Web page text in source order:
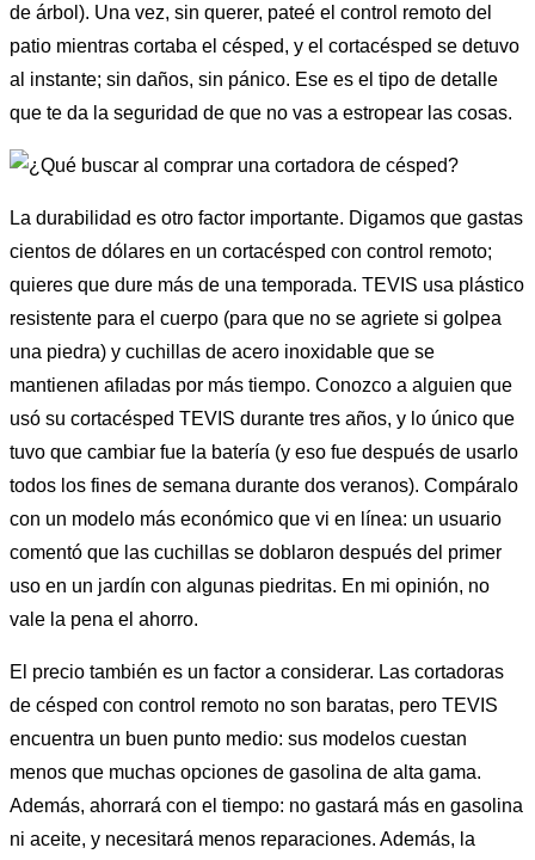
de árbol). Una vez, sin querer, pateé el control remoto del
patio mientras cortaba el césped, y el cortacésped se detuvo
al instante; sin daños, sin pánico. Ese es el tipo de detalle
que te da la seguridad de que no vas a estropear las cosas.
La durabilidad es otro factor importante. Digamos que gastas
cientos de dólares en un cortacésped con control remoto;
quieres que dure más de una temporada. TEVIS usa plástico
resistente para el cuerpo (para que no se agriete si golpea
una piedra) y cuchillas de acero inoxidable que se
mantienen afiladas por más tiempo. Conozco a alguien que
usó su cortacésped TEVIS durante tres años, y lo único que
tuvo que cambiar fue la batería (y eso fue después de usarlo
todos los fines de semana durante dos veranos). Compáralo
con un modelo más económico que vi en línea: un usuario
comentó que las cuchillas se doblaron después del primer
uso en un jardín con algunas piedritas. En mi opinión, no
vale la pena el ahorro.
El precio también es un factor a considerar. Las cortadoras
de césped con control remoto no son baratas, pero TEVIS
encuentra un buen punto medio: sus modelos cuestan
menos que muchas opciones de gasolina de alta gama.
Además, ahorrará con el tiempo: no gastará más en gasolina
ni aceite, y necesitará menos reparaciones. Además, la